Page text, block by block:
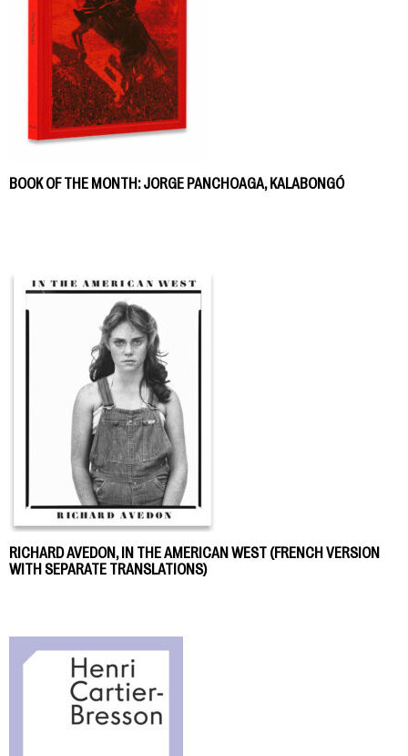
BOOK OF THE MONTH: JORGE PANCHOAGA, KALABONGÓ
RICHARD AVEDON, IN THE AMERICAN WEST (FRENCH VERSION
WITH SEPARATE TRANSLATIONS)